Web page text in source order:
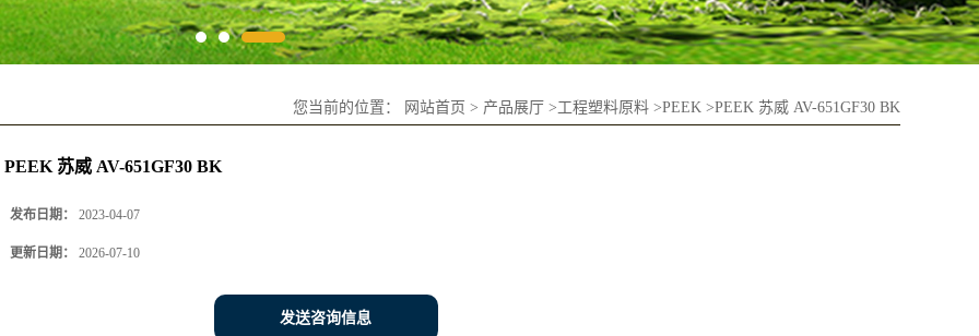
您当前的位置： 网站首页 > 产品展厅 >工程塑料原料 >PEEK >PEEK 苏威 AV-651GF30 BK
PEEK 苏威 AV-651GF30 BK
发布日期： 2023-04-07
更新日期： 2026-07-10
发送咨询信息